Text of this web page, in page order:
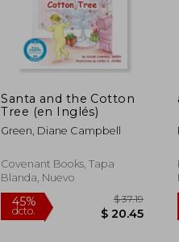
Santa and the Cotton
Tree (en Inglés)
Green, Diane Campbell
Covenant Books, Tapa
Blanda, Nuevo